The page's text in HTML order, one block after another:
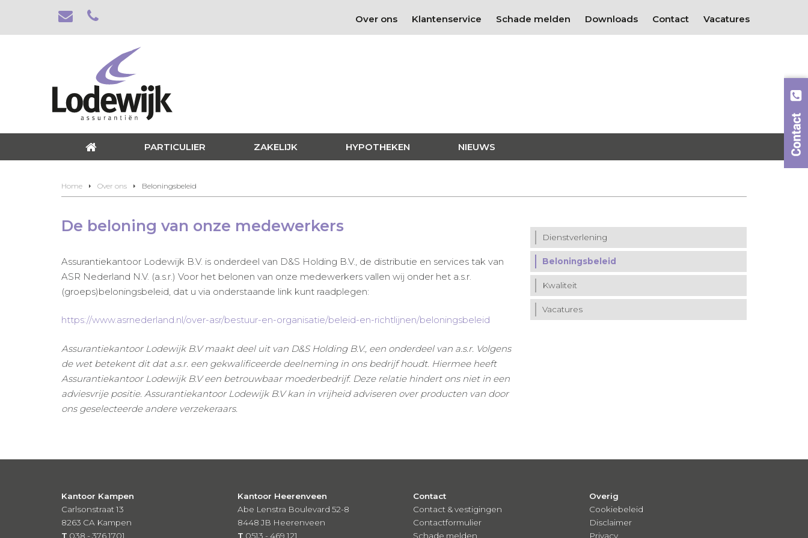
Over ons Klantenservice Schade melden Downloads Contact Vacatures
PARTICULIER ZAKELIJK HYPOTHEKEN NIEUWS
Home Over ons Beloningsbeleid
De beloning van onze medewerkers
Assurantiekantoor Lodewijk B.V. is onderdeel van D&S Holding B.V., de distributie en services tak van
ASR Nederland N.V. (a.s.r.) Voor het belonen van onze medewerkers vallen wij onder het a.s.r.
(groeps)beloningsbeleid, dat u via onderstaande link kunt raadplegen:
https://www.asrnederland.nl/over-asr/bestuur-en-organisatie/beleid-en-richtlijnen/beloningsbeleid
Assurantiekantoor Lodewijk B.V maakt deel uit van D&S Holding B.V., een onderdeel van a.s.r. Volgens
de wet betekent dit dat a.s.r. een gekwalificeerde deelneming in ons bedrijf houdt. Hiermee heeft
Assurantiekantoor Lodewijk B.V een betrouwbaar moederbedrijf. Deze relatie hindert ons niet in een
adviesvrije positie. Assurantiekantoor Lodewijk B.V kan in vrijheid adviseren over producten van door
ons geselecteerde andere verzekeraars.
Dienstverlening
Beloningsbeleid
Kwaliteit
Vacatures
Kantoor Kampen
Carlsonstraat 13
8263 CA Kampen
T 038 - 376 1701
Kantoor Heerenveen
Abe Lenstra Boulevard 52-8
8448 JB Heerenveen
T 0513 - 469 121
Contact
Contact & vestigingen
Contactformulier
Schade melden
Overig
Cookiebeleid
Disclaimer
Privacy